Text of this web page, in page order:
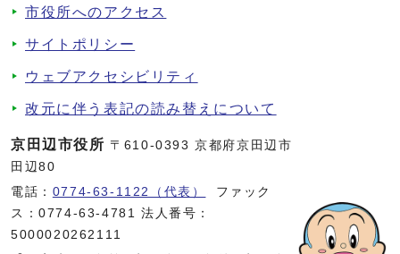
市役所へのアクセス
サイトポリシー
ウェブアクセシビリティ
改元に伴う表記の読み替えについて
京田辺市役所 〒610-0393 京都府京田辺市
田辺80
電話： 0774-63-1122（代表）
ファック
ス：0774-63-4781 法人番号：
5000020262111